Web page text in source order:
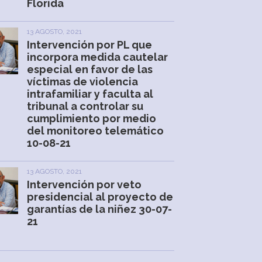
Florida
13 AGOSTO, 2021
Intervención por PL que
incorpora medida cautelar
especial en favor de las
víctimas de violencia
intrafamiliar y faculta al
tribunal a controlar su
cumplimiento por medio
del monitoreo telemático
10-08-21
13 AGOSTO, 2021
Intervención por veto
presidencial al proyecto de
garantías de la niñez 30-07-
21